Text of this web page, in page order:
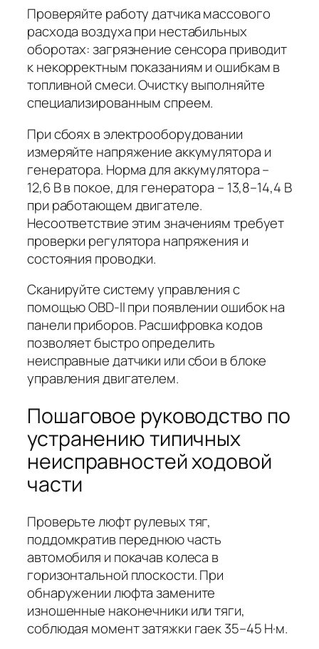
Проверяйте работу датчика массового
расхода воздуха при нестабильных
оборотах: загрязнение сенсора приводит
к некорректным показаниям и ошибкам в
топливной смеси. Очистку выполняйте
специализированным спреем.
При сбоях в электрооборудовании
измеряйте напряжение аккумулятора и
генератора. Норма для аккумулятора –
12,6 В в покое, для генератора – 13,8–14,4 В
при работающем двигателе.
Несоответствие этим значениям требует
проверки регулятора напряжения и
состояния проводки.
Сканируйте систему управления с
помощью OBD-II при появлении ошибок на
панели приборов. Расшифровка кодов
позволяет быстро определить
неисправные датчики или сбои в блоке
управления двигателем.
Пошаговое руководство по
устранению типичных
неисправностей ходовой
части
Проверьте люфт рулевых тяг,
поддомкратив переднюю часть
автомобиля и покачав колеса в
горизонтальной плоскости. При
обнаружении люфта замените
изношенные наконечники или тяги,
соблюдая момент затяжки гаек 35–45 Н·м.